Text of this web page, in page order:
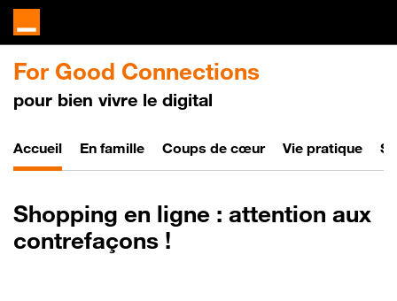
For Good Connections
pour bien vivre le digital
AccueilBien vivre le digital
En famille Coups de cœur Vie pratique
Shopping en ligne : attention aux
contrefaçons !